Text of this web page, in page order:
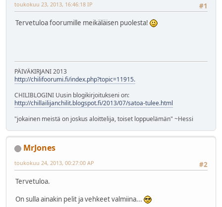
#1
toukokuu 23, 2013, 16:46:18 IP
Tervetuloa foorumille meikäläisen puolesta!
PÄIVÄKIRJANI 2013
http://chilifoorumi.fi/index.php?topic=11915.
CHILIBLOGINI Uusin blogikirjoitukseni on:
http://chillailijanchilit.blogspot.fi/2013/07/satoa-tulee.html
"jokainen meistä on joskus aloittelija, toiset loppuelämän" ~Hessi
MrJones
#2
toukokuu 24, 2013, 00:27:00 AP
Tervetuloa.
On sulla ainakin pelit ja vehkeet valmiina...